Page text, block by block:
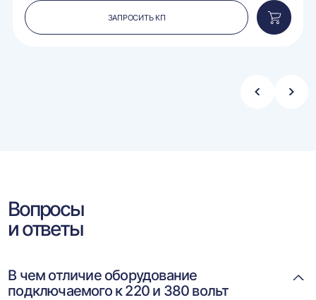
ЗАПРОСИТЬ КП
в
Стрелка
Вопросы
и ответы
В чем отличие оборудование
подключаемого к 220 и 380 вольт